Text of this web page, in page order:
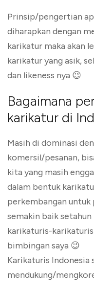
Prinsip/pengertian
diharapkan dengan
karikatur maka akan
karikatur yang asik,
dan likeness nya 😉
Bagaimana
karikatur di
Masih di dominasi
komersil/pesanan,
kita yang masih
dalam bentuk
perkembangan untuk
semakin baik
karikaturis-karikaturis
bimbingan saya 😉
Karikaturis Indonesia
mendukung/